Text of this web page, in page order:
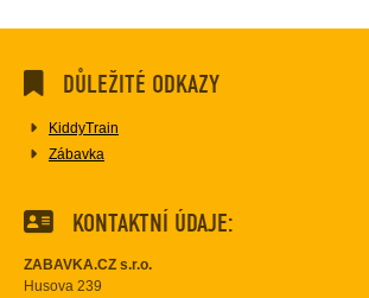
DŮLEŽITÉ ODKAZY
KiddyTrain
Zábavka
KONTAKTNÍ ÚDAJE:
ZABAVKA.CZ s.r.o.
Husova 239